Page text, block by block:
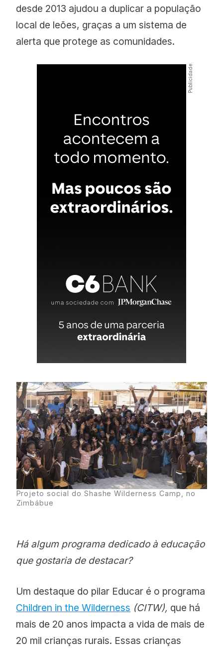
desde 2013 ajudou a duplicar a população
local de leões, graças a um sistema de
alerta que protege as comunidades.
Projeto social do Shashe Wilderness Camp, no
Zimbábue
Há algum programa dedicado à educação
que gostaria de destacar?
Um destaque do pilar Educar é o programa
Children in the Wilderness (CITW), que há
mais de 20 anos impacta a vida de mais de
20 mil crianças rurais. Essas crianças